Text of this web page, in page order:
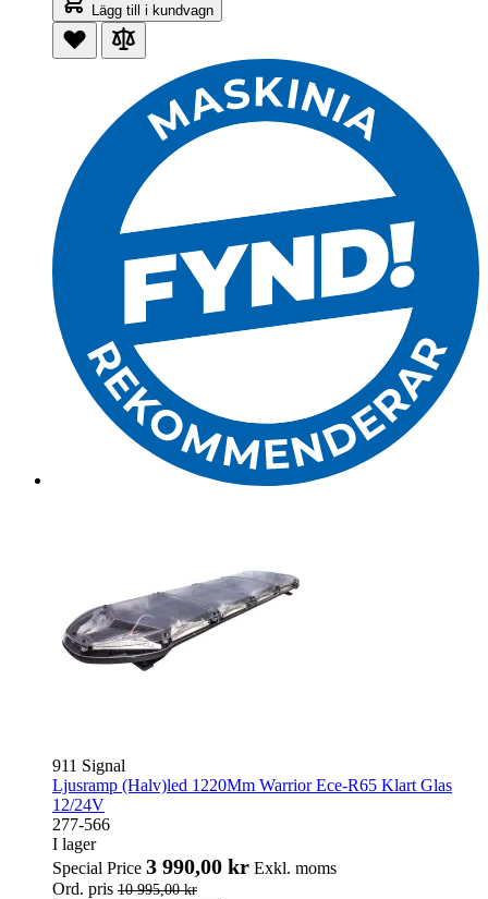
Lägg till i kundvagn
911 Signal
Ljusramp (Halv)led 1220Mm Warrior Ece-R65 Klart Glas
12/24V
277-566
I lager
Special Price 3 990,00 kr Exkl. moms
Ord. pris 10 995,00 kr